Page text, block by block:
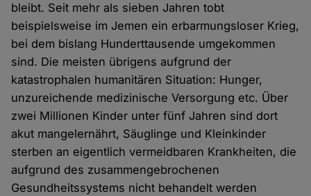
bleibt. Seit mehr als sieben Jahren tobt
beispielsweise im Jemen ein erbarmungsloser Krieg,
bei dem bislang Hunderttausende umgekommen
sind. Die meisten übrigens aufgrund der
katastrophalen humanitären Situation: Hunger,
unzureichende medizinische Versorgung etc. Über
zwei Millionen Kinder unter fünf Jahren sind dort
akut mangelernährt, Säuglinge und Kleinkinder
sterben an eigentlich vermeidbaren Krankheiten, die
aufgrund des zusammengebrochenen
Gesundheitssystems nicht behandelt werden